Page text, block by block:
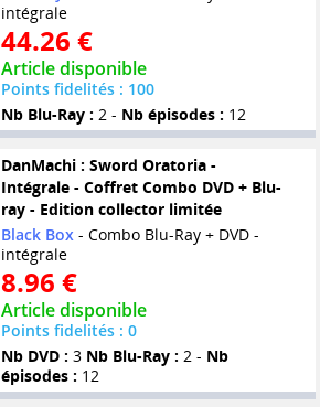
intégrale
44.26 €
Article disponible
Points fidelités : 100
Nb Blu-Ray : 2 - Nb épisodes : 12
DanMachi : Sword Oratoria -
Intégrale - Coffret Combo DVD + Blu-
ray - Edition collector limitée
Black Box- Combo Blu-Ray + DVD -
intégrale
8.96 €
Article disponible
Points fidelités : 0
Nb DVD : 3 Nb Blu-Ray : 2 - Nb
épisodes : 12